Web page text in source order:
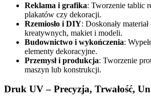
Reklama i grafika: Tworzenie tablic
plakatów czy dekoracji.
Rzemiosło i DIY: Doskonały
kreatywnych, makiet i modeli.
Budownictwo i wykończenia:
elementy dekoracyjne.
Przemysł i produkcja: Tworzenie
maszyn lub konstrukcji.
Druk UV – Precyzja, Trwałość,